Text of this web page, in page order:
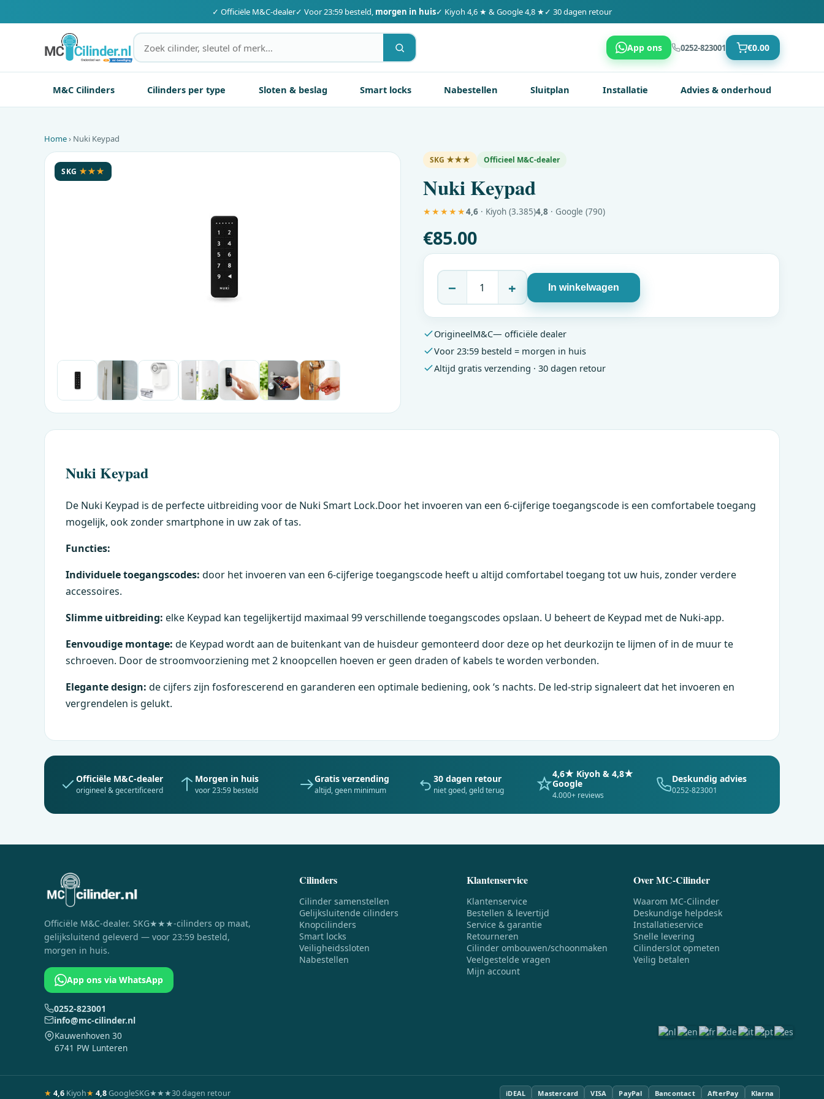
✓ Officiële M&C-dealer✓ Voor 23:59 besteld, morgen in huis✓ Kiyoh 4,6 ★ & Google 4,8 ★✓ 30 dagen retour
App ons 0252-823001 €0.00
M&C Cilinders Cilinders per type Sloten & beslag Smart locks Nabestellen Sluitplan Installatie Advies & onderhoud
Home› Nuki Keypad
SKG ★★★
SKG ★★★ Officieel M&C-dealer
Nuki Keypad
★★★★★4,6 · Kiyoh (3.385)4,8 · Google (790)
€85.00
− + In winkelwagen
OrigineelM&C— officiële dealer
Voor 23:59 besteld = morgen in huis
Altijd gratis verzending · 30 dagen retour
Nuki Keypad
De Nuki Keypad is de perfecte uitbreiding voor de Nuki Smart Lock.Door het invoeren van een 6-cijferige toegangscode is een comfortabele toegang
mogelijk, ook zonder smartphone in uw zak of tas.
Functies:
Individuele toegangscodes: door het invoeren van een 6-cijferige toegangscode heeft u altijd comfortabel toegang tot uw huis, zonder verdere
accessoires.
Slimme uitbreiding: elke Keypad kan tegelijkertijd maximaal 99 verschillende toegangscodes opslaan. U beheert de Keypad met de Nuki-app.
Eenvoudige montage: de Keypad wordt aan de buitenkant van de huisdeur gemonteerd door deze op het deurkozijn te lijmen of in de muur te
schroeven. Door de stroomvoorziening met 2 knoopcellen hoeven er geen draden of kabels te worden verbonden.
Elegante design: de cijfers zijn fosforescerend en garanderen een optimale bediening, ook ‘s nachts. De led-strip signaleert dat het invoeren en
vergrendelen is gelukt.
Officiële M&C-dealer
origineel & gecertificeerd
Morgen in huis
voor 23:59 besteld
Gratis verzending
altijd, geen minimum
30 dagen retour
niet goed, geld terug
4,6★ Kiyoh & 4,8★
Google
4.000+ reviews
Deskundig advies
0252-823001
Officiële M&C-dealer. SKG★★★-cilinders op maat,
gelijksluitend geleverd — voor 23:59 besteld,
morgen in huis.
App ons via WhatsApp
0252-823001
info@mc-cilinder.nl
Kauwenhoven 30
6741 PW Lunteren
Cilinders
Cilinder samenstellen
Gelijksluitende cilinders
Knopcilinders
Smart locks
Veiligheidssloten
Nabestellen
Klantenservice
Klantenservice
Bestellen & levertijd
Service & garantie
Retourneren
Cilinder ombouwen/schoonmaken
Veelgestelde vragen
Mijn account
Over MC-Cilinder
Waarom MC-Cilinder
Deskundige helpdesk
Installatieservice
Snelle levering
Cilinderslot opmeten
Veilig betalen
★ 4,6 Kiyoh★ 4,8GoogleSKG★★★30 dagen retour iDEAL Mastercard VISA PayPal Bancontact AfterPay Klarna